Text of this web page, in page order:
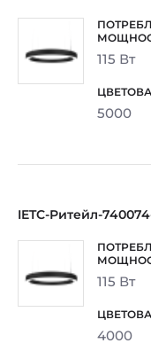
115 Вт
5000
IETC-Ритейл-
115 Вт
4000